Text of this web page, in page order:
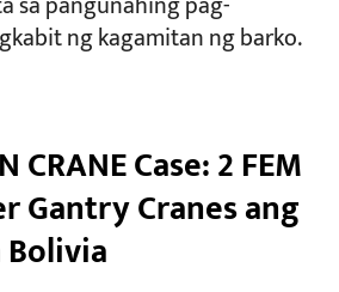
ng kagamitan ng barko.
CRANE Case: 2 FEM
Gantry Cranes ang